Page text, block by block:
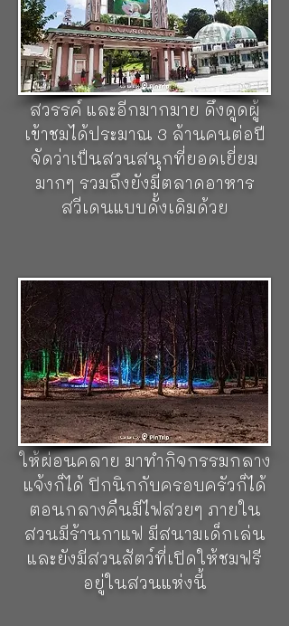
เที่ยวมากที่สุดในแถบสแกน
ดิเนเวีย มีเครื่องเล่นที่น่าสนใจ
ทั้ง รถไฟเหาะไม้ ที่ดีที่สุดในโลก
ถ้วยน้ำชาบินได้ รถบั๊มพ์ ชิงช้า
สวรรค์ และอีกมากมาย ดึงดูดผู้
เข้าชมได้ประมาณ 3 ล้านคนต่อปี
จัดว่าเป็นสวนสนุกที่ยอดเยี่ยม
มากๆ รวมถึงยังมีตลาดอาหาร
สวีเดนแบบดั้งเดิมด้วย
สวนสาธารณะใจกลางเมือง
(Slottsskogen)สวนสาธารณะ
หลักของเมือง ที่เดินเล่นได้อย่าง
เพลิดเพลินไปตามเส้นทางที่คด
เคี้ยว ระหว่างทางก็ชมต้นไม้ และ
ดอกไม้ที่แสนสวยงาม สถานที่นี้
เป็นสถานที่พักผ่อนที่ร่มรื่น ช่วย
ให้ผ่อนคลาย มาทำกิจกรรมกลาง
แจ้งก็ได้ ปิกนิกกับครอบครัวก็ได้
ตอนกลางคืนมีไฟสวยๆ ภายใน
สวนมีร้านกาแฟ มีสนามเด็กเล่น
และยังมีสวนสัตว์ที่เปิดให้ชมฟรี
อยู่ในสวนแห่งนี้